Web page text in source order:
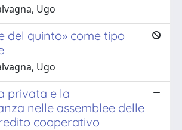
Ugo
del quinto» come tipo
Ugo
privata e la
nelle assemblee delle
cooperativo